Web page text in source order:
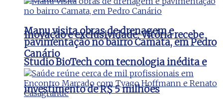
Inovação e exclusividade: Vitória recebe
Studio BioTech com tecnologia inédita e
investimento de R$ 5 milhões
Manu visita obras de drenagem e
pavimentação no bairro Camata, em Pedro
Canário